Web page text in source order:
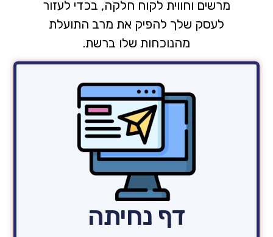
מרשים וחווית לקוח חלקה, בכדי לעזור
לעסק שלך להפיק את מרב התועלת
מהנוכחות שלו ברשת.
דף נחיתה